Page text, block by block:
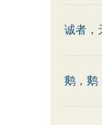
诚者，
鹅，鹅